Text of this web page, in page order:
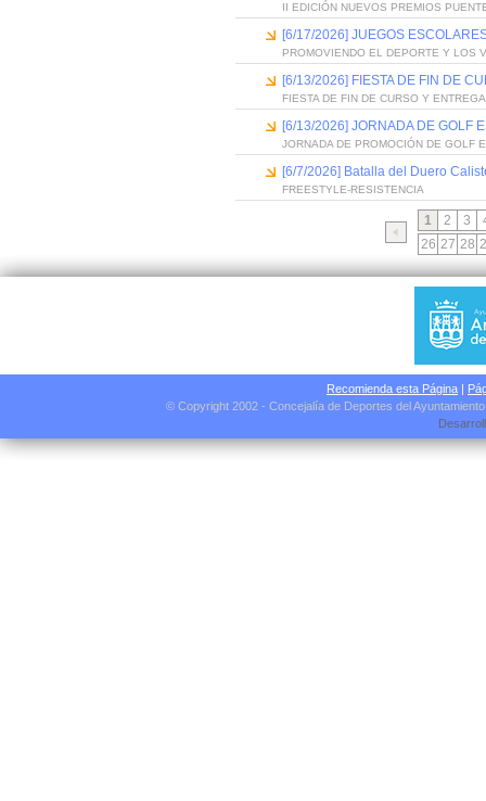
II EDICIÓN NUEVOS PREMIOS
[6/17/2026] JUEGOS
PROMOVIENDO EL DEPORTE Y LOS
[6/13/2026] FIESTA DE FIN DE
FIESTA DE FIN DE CURSO Y
[6/13/2026] JORNADA DE GOLF
JORNADA DE PROMOCIÓN DE GOLF
[6/7/2026] Batalla del Duero
FREESTYLE-RESISTENCIA
1 2 3
26 27 28
Recomienda esta Página |
© Copyright 2002 - Concejalía de Deportes del